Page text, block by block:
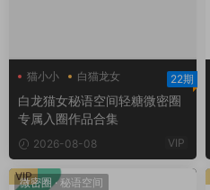
猫小小
白猫龙女
白猫龙女轻糖乐园
22期
白龙猫女秘语空间轻糖微密圈
专属入圈作品合集
2026-08-08 VIP
微密圈·秘语空间
VIP